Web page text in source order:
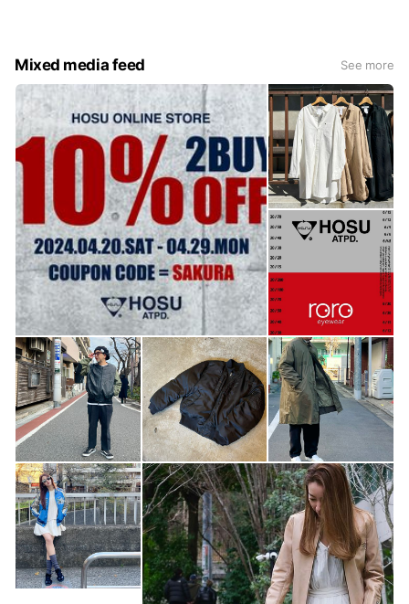
2021年よりドッグウェア、グッズも展開。
Mixed media feed See more